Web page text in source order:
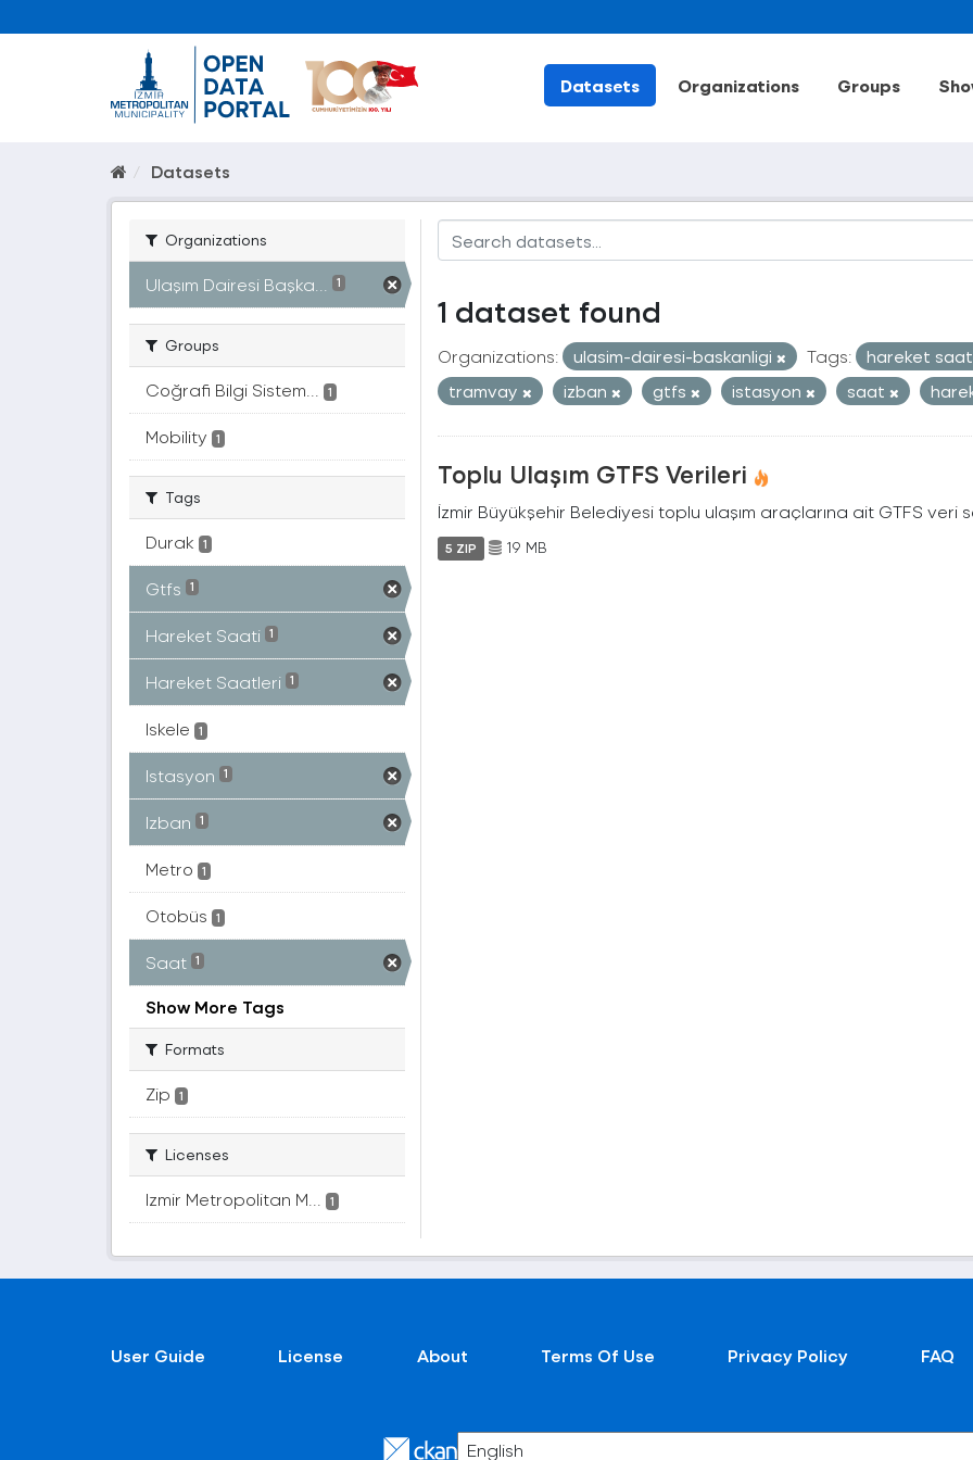
Datasets Organizations Groups
Datasets
Organizations
Ulaşım Dairesi Başka... 1
Groups
Coğrafi Bilgi Sistem... 1
Mobility 1
Tags
Durak 1
Gtfs 1
Hareket Saati 1
Hareket Saatleri 1
Iskele 1
Istasyon 1
Izban 1
Metro 1
Otobüs 1
Saat 1
Show More Tags
Formats
Zip 1
Licenses
Izmir Metropolitan M... 1
1 dataset found
Organizations: ulasim-dairesi-baskanligi Tags:
hareket
tramvay
izban gtfs istasyon saat
Toplu Ulaşım GTFS Verileri
İzmir Büyükşehir Belediyesi toplu ulaşım araçlarına ait GTFS veri
5 ZIP 19 MB
User Guide License About Terms Of Use Privacy Policy FAQ